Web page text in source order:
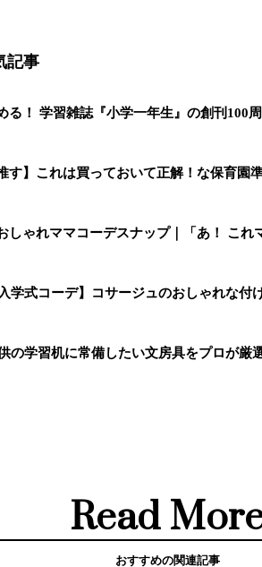
記事
る！ 学習雑誌『小学一年生』の創刊100
す】これは買っておいて正解！な保育園
しゃれママコーデスナップ｜「あ！ こ
入学式コーデ】コサージュのおしゃれな
の学習机に常備したい文房具をプロが厳
Read
おすすめの関連記事